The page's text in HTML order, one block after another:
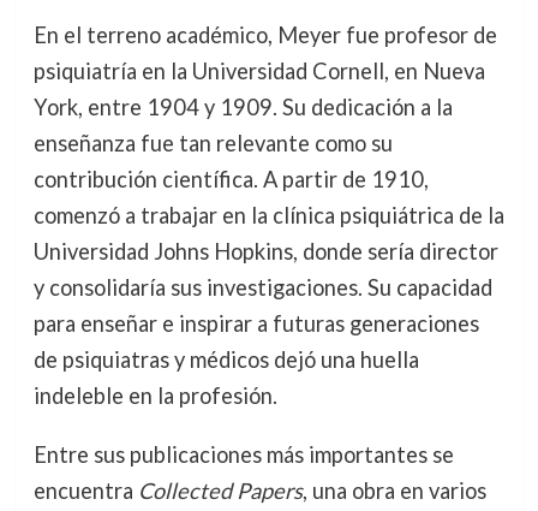
En el terreno académico, Meyer fue profesor de
psiquiatría en la Universidad Cornell, en Nueva
York, entre 1904 y 1909. Su dedicación a la
enseñanza fue tan relevante como su
contribución científica. A partir de 1910,
comenzó a trabajar en la clínica psiquiátrica de la
Universidad Johns Hopkins, donde sería director
y consolidaría sus investigaciones. Su capacidad
para enseñar e inspirar a futuras generaciones
de psiquiatras y médicos dejó una huella
indeleble en la profesión.
Entre sus publicaciones más importantes se
encuentra Collected Papers, una obra en varios